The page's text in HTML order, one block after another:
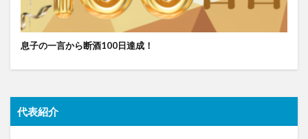
息子の一言から断酒100日達成！
代表紹介